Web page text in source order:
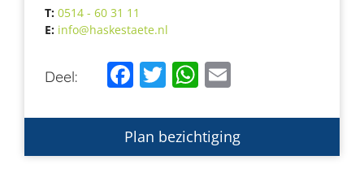
T: 0514 - 60 31 11
E: info@haskestaete.nl
Deel: Facebook
TwitterWhatsApp
Email
Plan bezichtiging